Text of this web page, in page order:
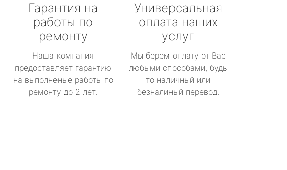
Гарантия на
работы по
ремонту
Наша компания
предоставляет гарантию
на выполненые работы по
ремонту до 2 лет.
Универсальная
оплата наших
услуг
Мы берем оплату от Вас
любыми способами, будь
то наличный или
безналиный перевод.